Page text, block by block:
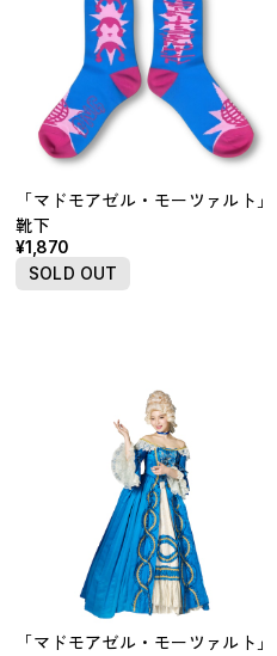
「マドモアゼル・モーツァルト」
靴下
¥1,870
SOLD OUT
「マドモアゼル・モーツァルト」